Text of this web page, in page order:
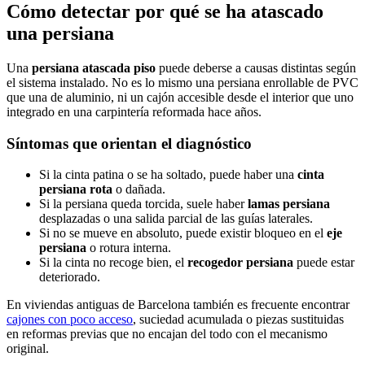
Cómo detectar por qué se ha atascado
una persiana
Una persiana atascada piso puede deberse a causas distintas según
el sistema instalado. No es lo mismo una persiana enrollable de PVC
que una de aluminio, ni un cajón accesible desde el interior que uno
integrado en una carpintería reformada hace años.
Síntomas que orientan el diagnóstico
Si la cinta patina o se ha soltado, puede haber una cinta
persiana rota o dañada.
Si la persiana queda torcida, suele haberlamas persiana
desplazadas o una salida parcial de las guías laterales.
Si no se mueve en absoluto, puede existir bloqueo en el eje
persiana o rotura interna.
Si la cinta no recoge bien, el recogedor persiana puede estar
deteriorado.
En viviendas antiguas de Barcelona también es frecuente encontrar
cajones con poco acceso, suciedad acumulada o piezas sustituidas
en reformas previas que no encajan del todo con el mecanismo
original.